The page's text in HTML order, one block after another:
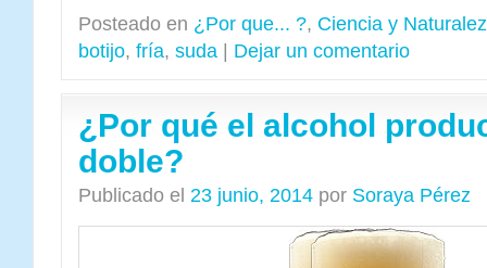
Posteado en ¿Por que... ?, Ciencia y
botijo, fría, suda Dejar un comentario
¿Por qué el alcohol
doble?
Publicado el 23 junio, 2014 por Soraya Pérez